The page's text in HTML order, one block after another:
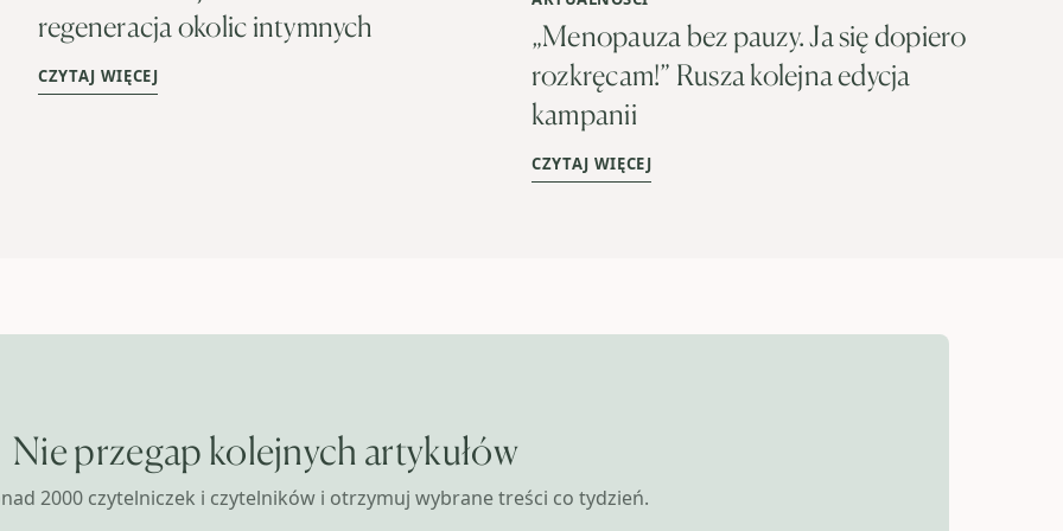
regeneracja okolic intymnych
CZYTAJ WIĘCEJ
„Menopauza bez pauzy. Ja się dopiero
rozkręcam!” Rusza kolejna edycja
kampanii
CZYTAJ WIĘCEJ
Nie przegap kolejnych artykułów
2000 czytelniczek i czytelników i otrzymuj wybrane treści co tydzień.